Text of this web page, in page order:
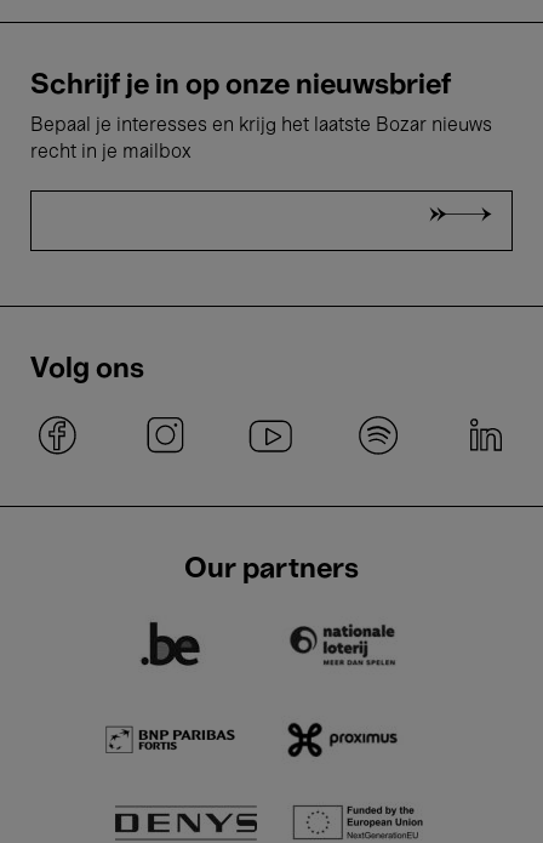
Schrijf je in op onze nieuwsbrief
Bepaal je interesses en krijg het laatste Bozar nieuws
recht in je mailbox
Volg ons
Our partners